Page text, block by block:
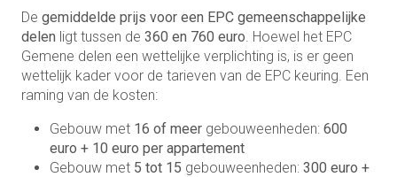
De gemiddelde prijs voor een EPC gemeenschappelijke
delen ligt tussen de 360 en 760 euro . Hoewel het EPC
Gemene delen een wettelijke verplichting is, is er geen
wettelijk kader voor de tarieven van de EPC keuring. Een
raming van de kosten:
Gebouw met 16 of meer gebouweenheden: 600
euro + 10 euro per appartement
Gebouw met 5 tot 15 gebouweenheden: 300 euro +